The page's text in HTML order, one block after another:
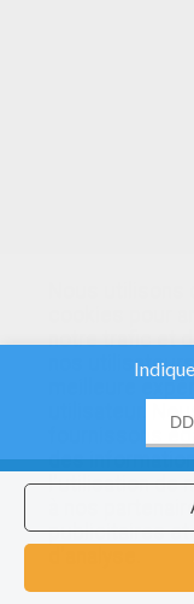
notre trafic et
nos
meilleure
utilisateur. Nous
fournissons
des
l'utilisation de
à nos
publicitaires et
Voulez-